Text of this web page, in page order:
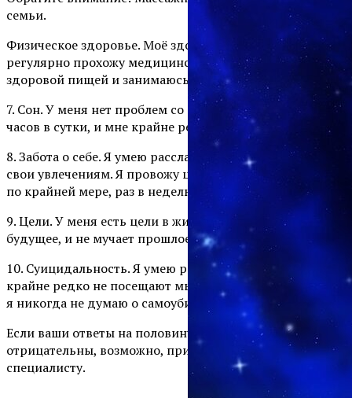
семьи.
Физическое здоровье. Моё здоровье в норме. Я
регулярно прохожу медицинский осмотр, питаюсь
здоровой пищей и занимаюсь спортом.
7. Сон. У меня нет проблем со сном, я сплю не менее 7
часов в сутки, и мне крайне редко снятся кошмары.
8. Забота о себе. Я умею расслабляться и уделяю время
свои увлечениям. Я провожу целый день, не работая,
по крайней мере, раз в неделю.
9. Цели. У меня есть цели в жизни. Меня не пугает
будущее, и не мучает прошлое.
10. Суицидальность. Я умею радоваться жизни. Меня
крайне редко не посещают мысли о тщетности жизни,
я никогда не думаю о самоубийстве.
Если ваши ответы на половину или более вопросов
отрицательны, возможно, пришло время обратиться к
специалисту.